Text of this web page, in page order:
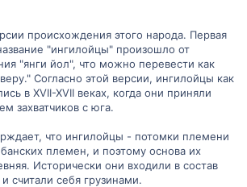
происхождения этого народа. Первая
"ингилойцы" произошло от
"янги йол", что можно перевести как
Согласно этой версии, ингилойцы как
в XVII-XVII веках, когда они приняли
захватчиков с юга.
что ингилойцы - потомки племени
племен, и поэтому основа их
Исторически они входили в состав
и считали себя грузинами.